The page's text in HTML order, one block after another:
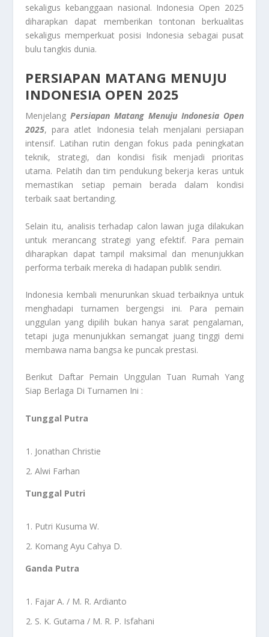
sekaligus kebanggaan nasional. Indonesia Open 2025
diharapkan dapat memberikan tontonan berkualitas
sekaligus memperkuat posisi Indonesia sebagai pusat
bulu tangkis dunia.
PERSIAPAN MATANG MENUJU
INDONESIA OPEN 2025
MenjelangPersiapan Matang Menuju Indonesia Open
2025, para atlet Indonesia telah menjalani persiapan
intensif. Latihan rutin dengan fokus pada peningkatan
teknik, strategi, dan kondisi fisik menjadi prioritas
utama. Pelatih dan tim pendukung bekerja keras untuk
memastikan setiap pemain berada dalam kondisi
terbaik saat bertanding.
Selain itu, analisis terhadap calon lawan juga dilakukan
untuk merancang strategi yang efektif. Para pemain
diharapkan dapat tampil maksimal dan menunjukkan
performa terbaik mereka di hadapan publik sendiri.
Indonesia kembali menurunkan skuad terbaiknya untuk
menghadapi turnamen bergengsi ini. Para pemain
unggulan yang dipilih bukan hanya sarat pengalaman,
tetapi juga menunjukkan semangat juang tinggi demi
membawa nama bangsa ke puncak prestasi.
Berikut Daftar Pemain Unggulan Tuan Rumah Yang
Siap Berlaga Di Turnamen Ini :
Tunggal Putra
Jonathan Christie
Alwi Farhan
Tunggal Putri
Putri Kusuma W.
Komang Ayu Cahya D.
Ganda Putra
Fajar A. / M. R. Ardianto
S. K. Gutama / M. R. P. Isfahani